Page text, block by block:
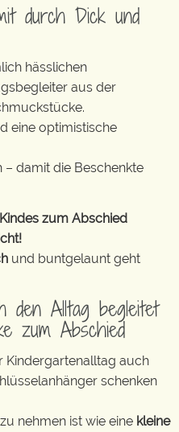
durch Dick und
hässlichen
aus der
eine optimistische
damit die Beschenkte
zum Abschied
und buntgelaunt geht
den Alltag begleitet
zum Abschied
Kindergartenalltag auch
schenken
nehmen ist wie eine kleine